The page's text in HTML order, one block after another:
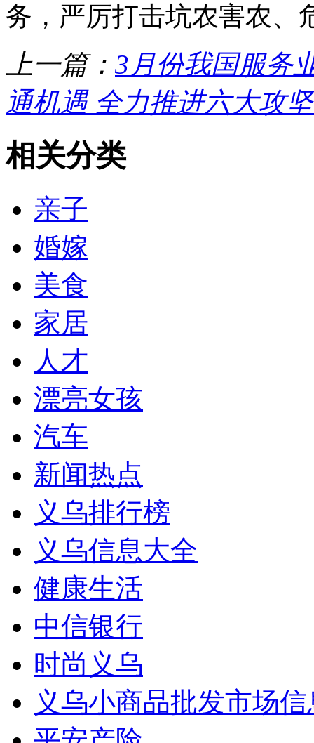
务，严厉打击坑农害农、
上一篇： 3月份我国服务
通机遇 全力推进六大攻
相关分类
亲子
婚嫁
美食
家居
人才
漂亮女孩
汽车
新闻热点
义乌排行榜
义乌信息大全
健康生活
中信银行
时尚义乌
义乌小商品批发市场